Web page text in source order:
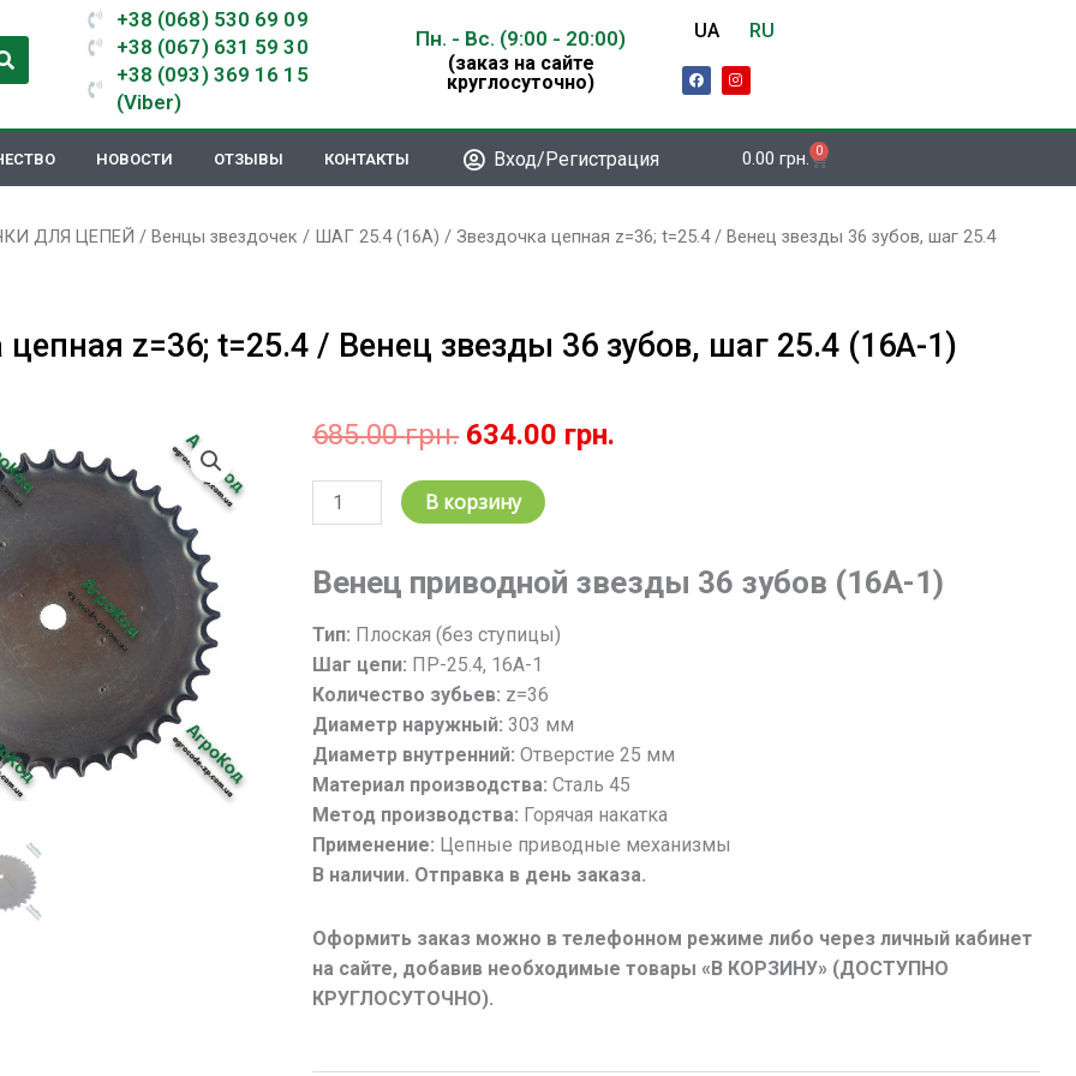
+38 (068) 530 69 09
+38 (067) 631 59 30
+38 (093) 369 16 15
(Viber)
Пн. - Вс. (9:00 - 20:00)
(заказ на сайте
круглосуточно)
UA RU
F
a
b
I
n
a
m
НОВОСТИ ОТЗЫВЫ КОНТАКТЫ Вход/Регистрация 0.00 грн. 0
Корзина
ДЛЯ ЦЕПЕЙ / Венцы звездочек / ШАГ 25.4 (16А) / Звездочка цепная z=36; t=25.4 / Венец звезды 36 зубов, шаг 25.4
цепная z=36; t=25.4 / Венец звезды 36 зубов, шаг 25.4 (16А-1)
685.00грн. Первоначальная
составляла
685.00 грн..
634.00 грн.
Количество
товара
цепная
t=25.4
/
Венец
звезды
36
зубов,
шаг
25.4
(16А-1)
В корзину
Венец приводной звезды 36 зубов (16А-1)
Тип: Плоская (без ступицы)
Шаг цепи: ПР-25.4, 16А-1
Количество зубьев: z=36
Диаметр наружный:303 мм
Диаметр внутренний: Отверстие 25 мм
Материал производства: Cталь 45
Метод производства: Горячая накатка
Применение: Цепные приводные механизмы
В наличии. Отправка в день заказа.
Оформить заказ можно в телефонном режиме либо через личный кабинет
на сайте, добавив необходимые товары «В КОРЗИНУ» (ДОСТУПНО
КРУГЛОСУТОЧНО).